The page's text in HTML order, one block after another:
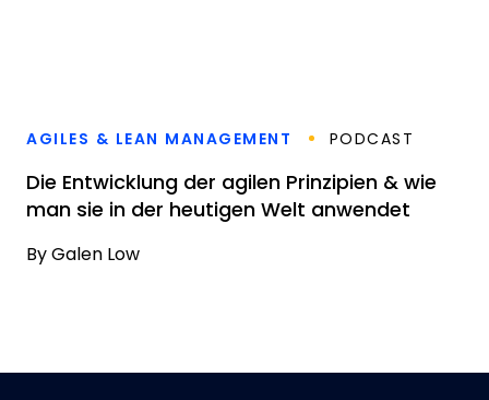
AGILES & LEAN MANAGEMENT PODCAST
Die Entwicklung der agilen Prinzipien & wie
man sie in der heutigen Welt anwendet
By Galen Low